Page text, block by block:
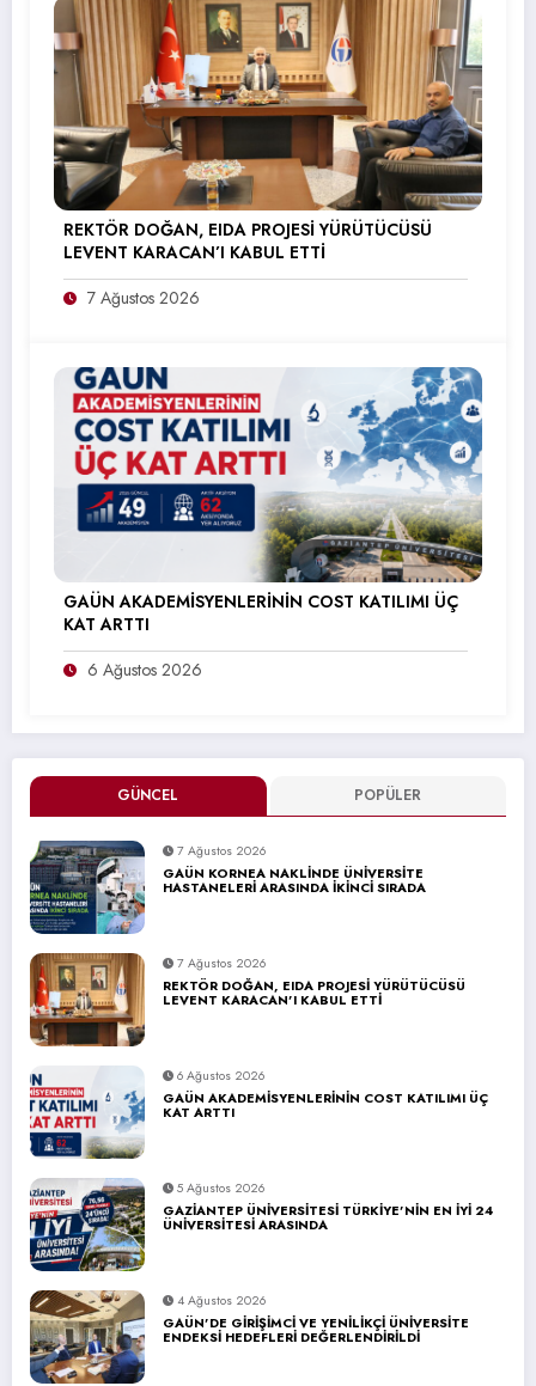
GÜNCEL POPÜLER
7 Ağustos 2026
GAÜN KORNEA NAKLİNDE ÜNİVERSİTE
HASTANELERİ ARASINDA İKİNCİ SIRADA
7 Ağustos 2026
REKTÖR DOĞAN, EIDA PROJESİ YÜRÜTÜCÜSÜ
LEVENT KARACAN’I KABUL ETTİ
6 Ağustos 2026
GAÜN AKADEMİSYENLERİNİN COST KATILIMI ÜÇ
KAT ARTTI
5 Ağustos 2026
GAZİANTEP ÜNİVERSİTESİ TÜRKİYE’NİN EN İYİ 24
ÜNİVERSİTESİ ARASINDA
4 Ağustos 2026
GAÜN’DE GİRİŞİMCİ VE YENİLİKÇİ ÜNİVERSİTE
ENDEKSİ HEDEFLERİ DEĞERLENDİRİLDİ
REKTÖR DOĞAN, EIDA PROJESİ YÜRÜTÜCÜSÜ
LEVENT KARACAN’I KABUL ETTİ
7 Ağustos 2026
GAÜN AKADEMİSYENLERİNİN COST KATILIMI ÜÇ
KAT ARTTI
6 Ağustos 2026